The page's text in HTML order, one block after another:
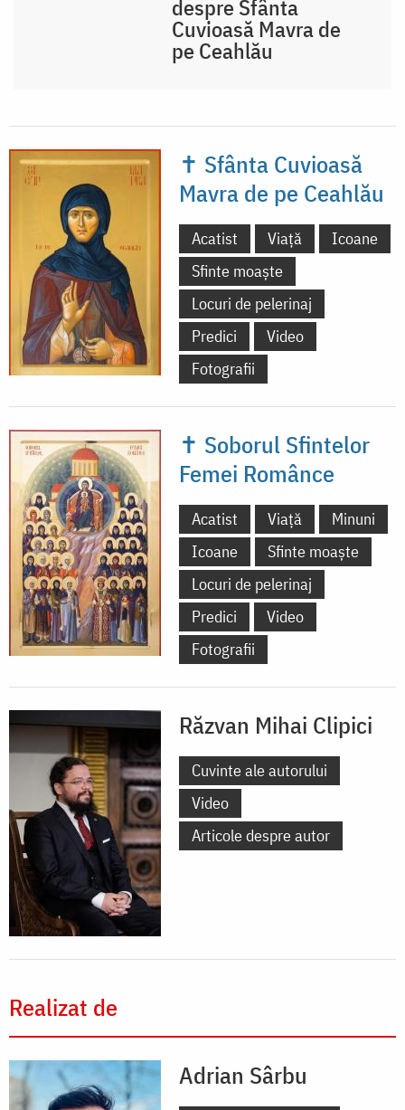
despre Sfânta
Cuvioasă Mavra de
pe Ceahlău
✝ Sfânta Cuvioasă
Mavra de pe Ceahlău
Acatist Viață
Icoane
Sfinte moaște
Locuri de pelerinaj
Predici
Video
Fotografii
✝ Soborul Sfintelor
Femei Românce
Acatist Viață
Minuni
Icoane
Sfinte moaște
Locuri de pelerinaj
Predici
Video
Fotografii
Răzvan Mihai Clipici
Cuvinte ale autorului
Video
Articole despre autor
Realizat de
Adrian Sârbu